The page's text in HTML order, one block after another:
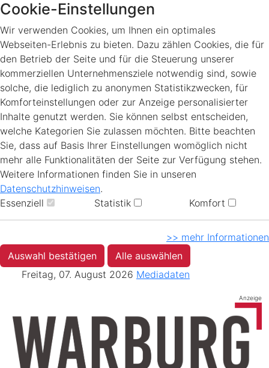
Cookie-Einstellungen
Wir verwenden Cookies, um Ihnen ein optimales
Webseiten-Erlebnis zu bieten. Dazu zählen Cookies, die für
den Betrieb der Seite und für die Steuerung unserer
kommerziellen Unternehmensziele notwendig sind, sowie
solche, die lediglich zu anonymen Statistikzwecken, für
Komforteinstellungen oder zur Anzeige personalisierter
Inhalte genutzt werden. Sie können selbst entscheiden,
welche Kategorien Sie zulassen möchten. Bitte beachten
Sie, dass auf Basis Ihrer Einstellungen womöglich nicht
mehr alle Funktionalitäten der Seite zur Verfügung stehen.
Weitere Informationen finden Sie in unseren
Datenschutzhinweisen.
Essenziell
Statistik Komfort
>> mehr Informationen
Auswahl bestätigen
Alle auswählen
Freitag, 07. August 2026 Mediadaten
Anzeige